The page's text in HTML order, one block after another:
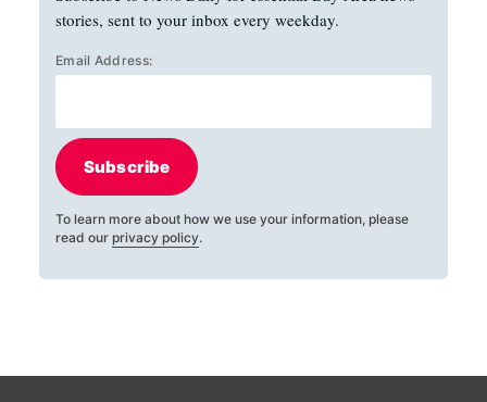
stories, sent to your inbox every weekday.
Email Address:
Subscribe
To learn more about how we use your information, please
read our privacy policy.